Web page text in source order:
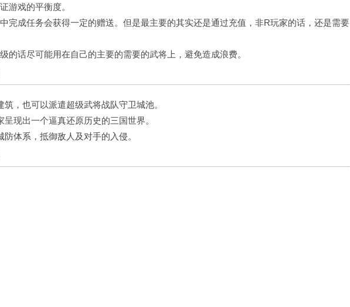
游戏的平衡度。
完成任务会获得一定的赠送。但是最主要的其实还是通过充值，非R玩家的话，还是需要
的话尽可能用在自己的主要的需要的武将上，避免造成浪费。
，也可以派遣超级武将战队守卫城池。
现出一个逼真还原历史的三国世界。
体系，抵御敌人及对手的入侵。